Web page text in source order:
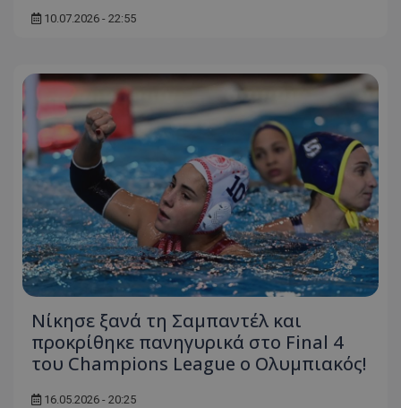
10.07.2026 - 22:55
Νίκησε ξανά τη Σαμπαντέλ και
προκρίθηκε πανηγυρικά στο Final 4
του Champions League ο Ολυμπιακός!
16.05.2026 - 20:25